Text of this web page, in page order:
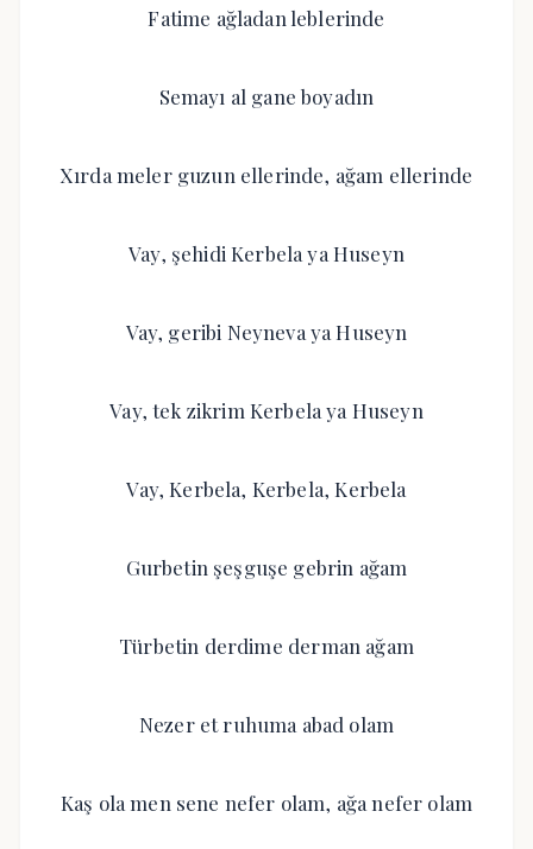
Fatime ağladan leblerinde
Semayı al gane boyadın
Xırda meler guzun ellerinde, ağam ellerinde
Vay, şehidi Kerbela ya Huseyn
Vay, geribi Neyneva ya Huseyn
Vay, tek zikrim Kerbela ya Huseyn
Vay, Kerbela, Kerbela, Kerbela
Gurbetin şeşguşe gebrin ağam
Türbetin derdime derman ağam
Nezer et ruhuma abad olam
Kaş ola men sene nefer olam, ağa nefer olam